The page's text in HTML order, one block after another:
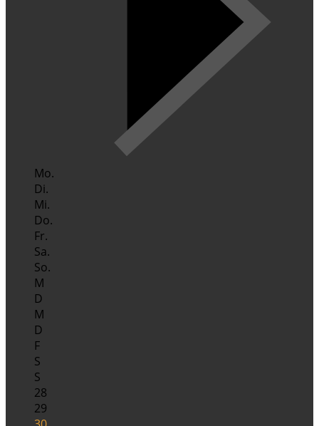
Mo.
Di.
Mi.
Do.
Fr.
Sa.
So.
M
D
M
D
F
S
S
28
29